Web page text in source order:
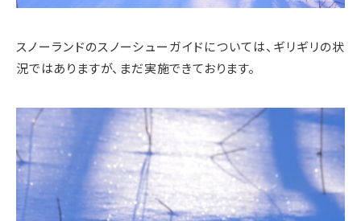
スノーランドのスノーシューガイドについては、ギリギリの状
況ではありますが、まだ実施できております。